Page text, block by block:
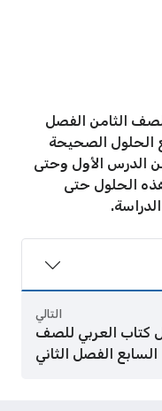
الثامن الفصل
الحلول الصحيحة
من الدرس الأول وحتى
هذه الحلول حتى
التالي
كتاب العربي للصف
السابع الفصل الثاني